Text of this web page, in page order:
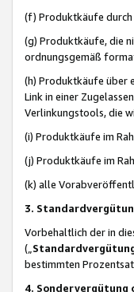
(f) Produktkäufe durch
(g) Produktkäufe, die
ordnungsgemäß
(h) Produktkäufe über
Link in einer
Verlinkungstools, die
(i) Produktkäufe im
(j) Produktkäufe im
(k) alle
3.
Vorbehaltlich der in
(„
bestimmten
4. Sondervergütung